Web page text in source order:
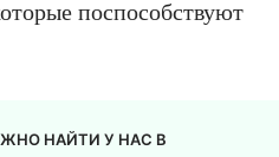
поспособствуют
НАЙТИ У НАС В